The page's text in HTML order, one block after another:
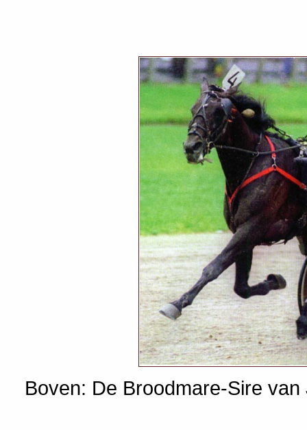
Boven: De Broodmare-Sire